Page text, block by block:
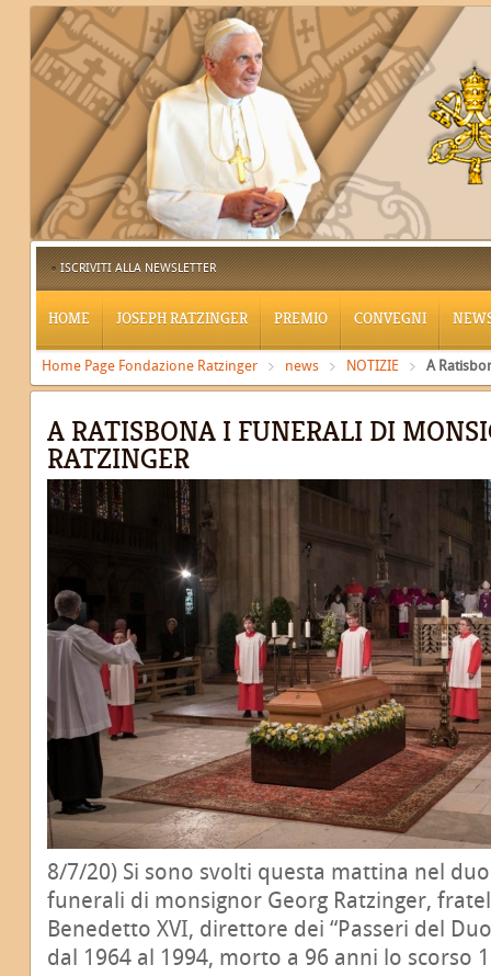
ISCRIVITI ALLA NEWSLETTER
HOME JOSEPH RATZINGER PREMIO CONVEGNI
Home Page Fondazione Ratzinger news NOTIZIE A
A RATISBONA I FUNERALI DI
RATZINGER
8/7/20) Si sono svolti questa mattina nel
funerali di monsignor Georg Ratzinger,
Benedetto XVI, direttore dei “Passeri del
dal 1964 al 1994, morto a 96 anni lo scorso